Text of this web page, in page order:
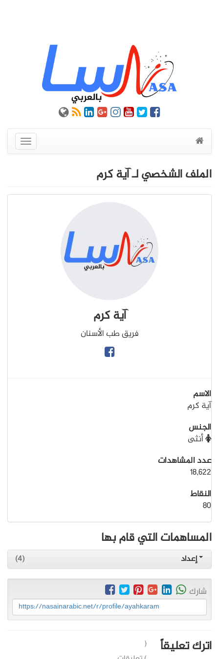
عرض
القائمة
الملف الشخصي لـ آية كرم
آية كرم
فريق طب الأسنان
الاسم
آية كرم
الجنس
أنثى
عدد المشاهدات
18,622
النقاط
80
المساهمات التي قام بها
إعداد (4)
شارك
https://nasainarabic.net/r/profile/ayahkaram
اترك تعليقاً
(